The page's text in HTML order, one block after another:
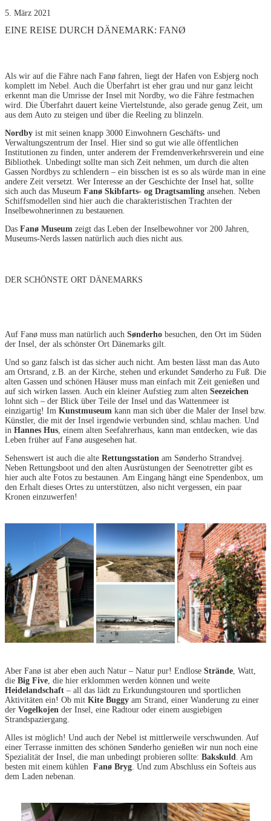
5. März 2021
EINE REISE DURCH DÄNEMARK: FANØ
Als wir auf die Fähre nach Fanø fahren, liegt der Hafen von Esbjerg noch
komplett im Nebel. Auch die Überfahrt ist eher grau und nur ganz leicht
erkennt man die Umrisse der Insel mit Nordby, wo die Fähre festmachen
wird. Die Überfahrt dauert keine Viertelstunde, also gerade genug Zeit, um
aus dem Auto zu steigen und über die Reeling zu blinzeln.
Nordby ist mit seinen knapp 3000 Einwohnern Geschäfts- und
Verwaltungszentrum der Insel. Hier sind so gut wie alle öffentlichen
Institutionen zu finden, unter anderem der Fremdenverkehrsverein und eine
Bibliothek. Unbedingt sollte man sich Zeit nehmen, um durch die alten
Gassen Nordbys zu schlendern – ein bisschen ist es so als würde man in eine
andere Zeit versetzt. Wer Interesse an der Geschichte der Insel hat, sollte
sich auch das Museum Fanø Skibfarts- og Dragtsamling ansehen. Neben
Schiffsmodellen sind hier auch die charakteristischen Trachten der
Inselbewohnerinnen zu bestauenen.
Das Fanø Museum zeigt das Leben der Inselbewohner vor 200 Jahren,
Museums-Nerds lassen natürlich auch dies nicht aus.
DER SCHÖNSTE ORT DÄNEMARKS
Auf Fanø muss man natürlich auch Sønderho besuchen, den Ort im Süden
der Insel, der als schönster Ort Dänemarks gilt.
Und so ganz falsch ist das sicher auch nicht. Am besten lässt man das Auto
am Ortsrand, z.B. an der Kirche, stehen und erkundet Sønderho zu Fuß. Die
alten Gassen und schönen Häuser muss man einfach mit Zeit genießen und
auf sich wirken lassen. Auch ein kleiner Aufstieg zum alten Seezeichen
lohnt sich – der Blick über Teile der Insel und das Wattenmeer ist
einzigartig! Im Kunstmuseum kann man sich über die Maler der Insel bzw.
Künstler, die mit der Insel irgendwie verbunden sind, schlau machen. Und
in Hannes Hus, einem alten Seefahrerhaus, kann man entdecken, wie das
Leben früher auf Fanø ausgesehen hat.
Sehenswert ist auch die alte Rettungsstation am Sønderho Strandvej.
Neben Rettungsboot und den alten Ausrüstungen der Seenotretter gibt es
hier auch alte Fotos zu bestaunen. Am Eingang hängt eine Spendenbox, um
den Erhalt dieses Ortes zu unterstützen, also nicht vergessen, ein paar
Kronen einzuwerfen!
Aber Fanø ist aber eben auch Natur – Natur pur! Endlose Strände, Watt,
die Big Five, die hier erklommen werden können und weite
Heidelandschaft – all das lädt zu Erkundungstouren und sportlichen
Aktivitäten ein! Ob mit Kite Buggy am Strand, einer Wanderung zu einer
der Vogelkojen der Insel, eine Radtour oder einem ausgiebigen
Strandspaziergang.
Alles ist möglich! Und auch der Nebel ist mittlerweile verschwunden. Auf
einer Terrasse inmitten des schönen Sønderho genießen wir nun noch eine
Spezialität der Insel, die man unbedingt probieren sollte: Bakskuld. Am
besten mit einem kühlen Fanø Bryg. Und zum Abschluss ein Softeis aus
dem Laden nebenan.